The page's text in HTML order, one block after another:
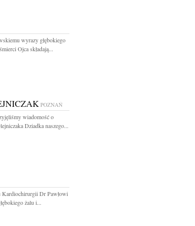
wyrazy głębokiego
Ojca składają...
POZNAŃ
wiadomość o
Dziadka naszego...
Kardiochirurgii Dr Pawłowi
żalu i...